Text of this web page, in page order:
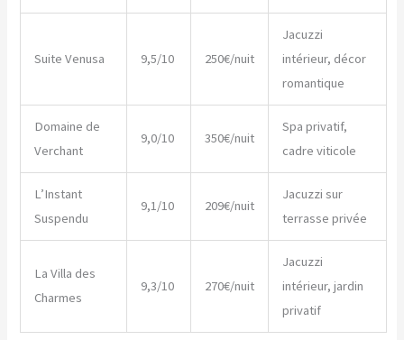
Suite Venusa 9,5/10 250€/nuit
Jacuzzi
intérieur, décor
romantique
Domaine de
Verchant
9,0/10 350€/nuit
Spa privatif,
cadre viticole
L’Instant
Suspendu
9,1/10 209€/nuit
Jacuzzi sur
terrasse privée
La Villa des
Charmes
9,3/10 270€/nuit
Jacuzzi
intérieur, jardin
privatif